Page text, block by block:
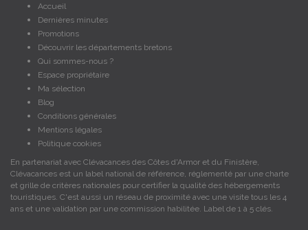
Accueil
Dernières minutes
Promotions
Découvrir les départements bretons
Qui sommes-nous ?
Espace propriétaire
Ma sélection
Blog
Conditions générales
Mentions légales
Politique cookies
En partenariat avec Clévacances des Côtes d'Armor et du Finistère,
Clévacances est un label national de référence, réglementé par une charte
et grille de critères nationales pour certifier la qualité des hébergements
touristiques. C'est aussi un réseau de proximité avec une visite tous les 4
ans et une validation par une commission habilitée. Label de 1 à 5 clés.